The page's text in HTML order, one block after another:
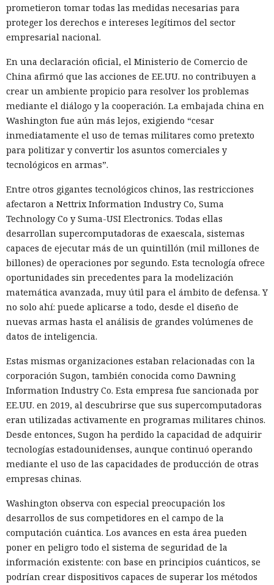
prometieron tomar todas las medidas necesarias para
proteger los derechos e intereses legítimos del sector
empresarial nacional.
En una declaración oficial, el Ministerio de Comercio de
China afirmó que las acciones de EE.UU. no contribuyen a
crear un ambiente propicio para resolver los problemas
mediante el diálogo y la cooperación. La embajada china en
Washington fue aún más lejos, exigiendo “cesar
inmediatamente el uso de temas militares como pretexto
para politizar y convertir los asuntos comerciales y
tecnológicos en armas”.
Entre otros gigantes tecnológicos chinos, las restricciones
afectaron a Nettrix Information Industry Co, Suma
Technology Co y Suma-USI Electronics. Todas ellas
desarrollan supercomputadoras de exaescala, sistemas
capaces de ejecutar más de un quintillón (mil millones de
billones) de operaciones por segundo. Esta tecnología ofrece
oportunidades sin precedentes para la modelización
matemática avanzada, muy útil para el ámbito de defensa. Y
no solo ahí: puede aplicarse a todo, desde el diseño de
nuevas armas hasta el análisis de grandes volúmenes de
datos de inteligencia.
Estas mismas organizaciones estaban relacionadas con la
corporación Sugon, también conocida como Dawning
Information Industry Co. Esta empresa fue sancionada por
EE.UU. en 2019, al descubrirse que sus supercomputadoras
eran utilizadas activamente en programas militares chinos.
Desde entonces, Sugon ha perdido la capacidad de adquirir
tecnologías estadounidenses, aunque continuó operando
mediante el uso de las capacidades de producción de otras
empresas chinas.
Washington observa con especial preocupación los
desarrollos de sus competidores en el campo de la
computación cuántica. Los avances en esta área pueden
poner en peligro todo el sistema de seguridad de la
información existente: con base en principios cuánticos, se
podrían crear dispositivos capaces de superar los métodos